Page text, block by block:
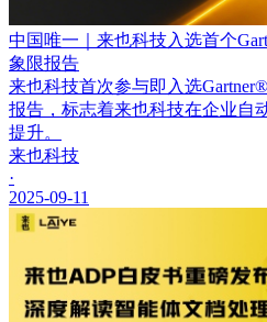
中国唯一｜来也科技入选首个
象限报告
来也科技首次参与即入选
报告，标志着来也科技在企业自
提升。
来也科技
·
2025-09-11